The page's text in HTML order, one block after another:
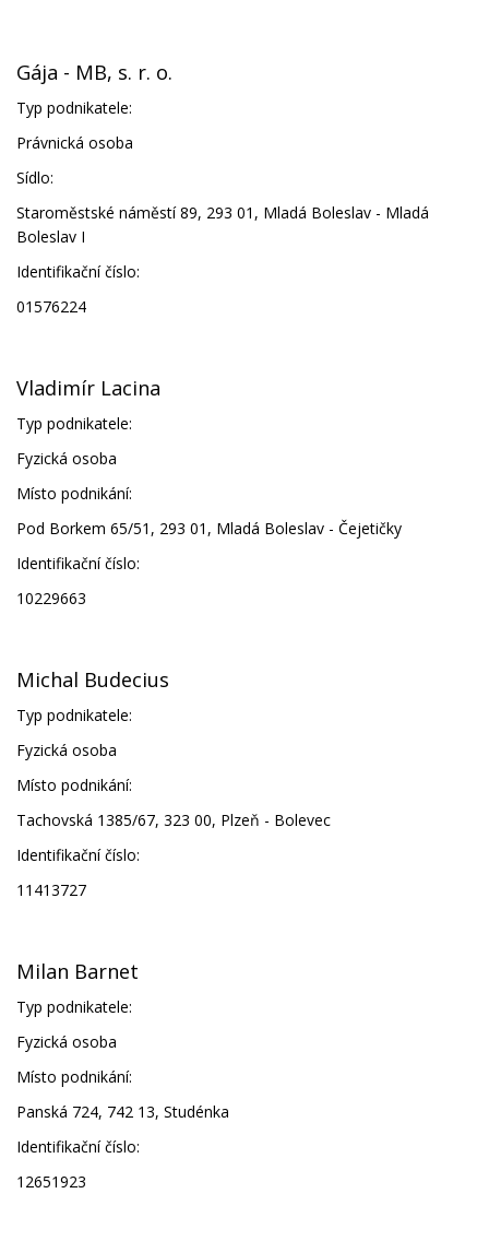
Gája - MB, s. r. o.
Typ podnikatele:
Právnická osoba
Sídlo:
Staroměstské náměstí 89, 293 01, Mladá Boleslav - Mladá
Boleslav I
Identifikační číslo:
01576224
Vladimír Lacina
Typ podnikatele:
Fyzická osoba
Místo podnikání:
Pod Borkem 65/51, 293 01, Mladá Boleslav - Čejetičky
Identifikační číslo:
10229663
Michal Budecius
Typ podnikatele:
Fyzická osoba
Místo podnikání:
Tachovská 1385/67, 323 00, Plzeň - Bolevec
Identifikační číslo:
11413727
Milan Barnet
Typ podnikatele:
Fyzická osoba
Místo podnikání:
Panská 724, 742 13, Studénka
Identifikační číslo:
12651923